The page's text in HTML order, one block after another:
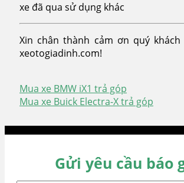
xe đã qua sử dụng khác
Xin chân thành cảm ơn quý
xeotogiadinh.com!
Điều
hướng
Mua xe BMW iX1 trả góp
Mua xe Buick Electra-X trả góp
Gửi yêu cầu báo